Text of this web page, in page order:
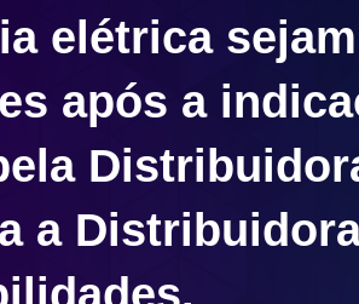
elétrica
após a
a